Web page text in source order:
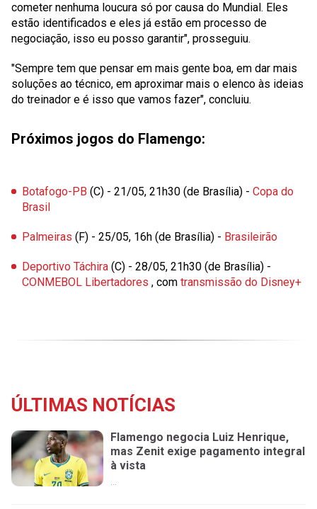
cometer nenhuma loucura só por causa do Mundial. Eles
estão identificados e eles já estão em processo de
negociação, isso eu posso garantir", prosseguiu.
"Sempre tem que pensar em mais gente boa, em dar mais
soluções ao técnico, em aproximar mais o elenco às ideias
do treinador e é isso que vamos fazer", concluiu.
Próximos jogos do Flamengo:
Botafogo-PB (C) - 21/05, 21h30 (de Brasília) - Copa do
Brasil
Palmeiras (F) - 25/05, 16h (de Brasília) - Brasileirão
Deportivo Táchira (C) - 28/05, 21h30 (de Brasília) -
CONMEBOL Libertadores , com transmissão do Disney+
ÚLTIMAS NOTÍCIAS
Flamengo negocia Luiz Henrique,
mas Zenit exige pagamento integral
à vista
...